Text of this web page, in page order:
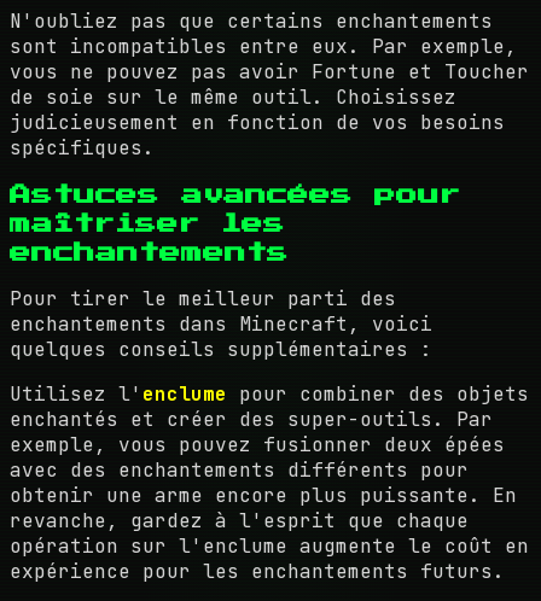
N'oubliez pas que certains enchantements
sont incompatibles entre eux. Par exemple,
vous ne pouvez pas avoir Fortune et Toucher
de soie sur le même outil. Choisissez
judicieusement en fonction de vos besoins
spécifiques.
Astuces avancées pour
maîtriser les
enchantements
Pour tirer le meilleur parti des
enchantements dans Minecraft, voici
quelques conseils supplémentaires :
Utilisez l' enclume pour combiner des objets
enchantés et créer des super-outils. Par
exemple, vous pouvez fusionner deux épées
avec des enchantements différents pour
obtenir une arme encore plus puissante. En
revanche, gardez à l'esprit que chaque
opération sur l'enclume augmente le coût en
expérience pour les enchantements futurs.